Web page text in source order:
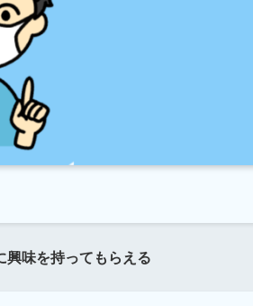
味を持ってもらえる